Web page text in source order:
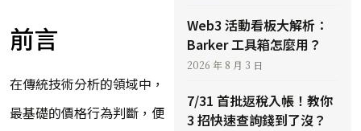
前言
在傳統技術分析的領域中，
最基礎的價格行為判斷，便
Web3 活動看板大解析：
Barker 工具箱怎麼用？
2026 年 8 月 3 日
7/31 首批返稅入帳！教你
3 招快速查詢錢到了沒？